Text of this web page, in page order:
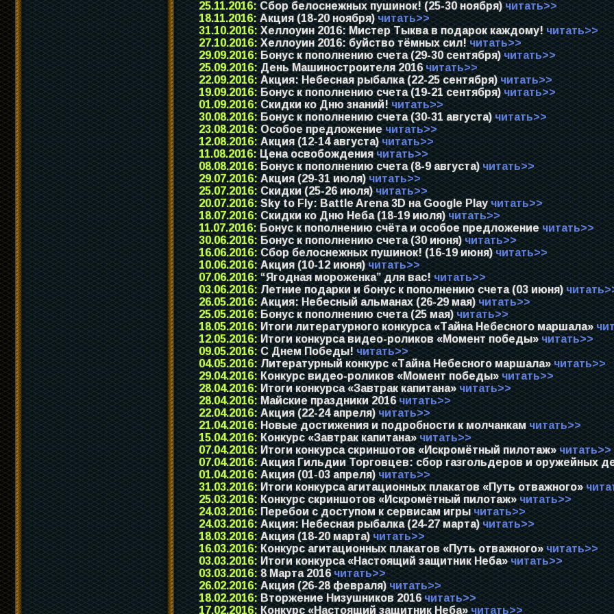
25.11.2016:Сбор белоснежных пушинок! (25-30 ноября) читать>>
18.11.2016: Акция (18-20 ноября) читать>>
31.10.2016: Хеллоуин 2016: Мистер Тыква в подарок каждому! читать>>
27.10.2016: Хеллоуин 2016: буйство тёмных сил! читать>>
29.09.2016: Бонус к пополнению счета (29-30 сентября) читать>>
25.09.2016: День Машиностроителя 2016 читать>>
22.09.2016: Акция: Небесная рыбалка (22-25 сентября) читать>>
19.09.2016: Бонус к пополнению счета (19-21 сентября) читать>>
01.09.2016: Скидки ко Дню знаний! читать>>
30.08.2016: Бонус к пополнению счета (30-31 августа) читать>>
23.08.2016: Особое предложение читать>>
12.08.2016: Акция (12-14 августа) читать>>
11.08.2016: Цена освобождения читать>>
08.08.2016: Бонус к пополнению счета (8-9 августа) читать>>
29.07.2016: Акция (29-31 июля) читать>>
25.07.2016: Скидки (25-26 июля) читать>>
20.07.2016: Sky to Fly: Battle Arena 3D на Google Play читать>>
18.07.2016: Скидки ко Дню Неба (18-19 июля) читать>>
11.07.2016: Бонус к пополнению счёта и особое предложение читать>>
30.06.2016: Бонус к пополнению счета (30 июня) читать>>
16.06.2016: Сбор белоснежных пушинок! (16-19 июня) читать>>
10.06.2016: Акция (10-12 июня) читать>>
07.06.2016: “Ягодная мороженка” для вас! читать>>
03.06.2016: Летние подарки и бонус к пополнению счета (03 июня)
26.05.2016: Акция: Небесный альманах (26-29 мая) читать>>
25.05.2016: Бонус к пополнению счета (25 мая) читать>>
18.05.2016: Итоги литературного конкурса «Тайна Небесного маршала»
12.05.2016: Итоги конкурса видео-роликов «Момент победы» читать>>
09.05.2016: С Днем Победы! читать>>
04.05.2016: Литературный конкурс «Тайна Небесного маршала» читать>>
29.04.2016: Конкурс видео-роликов «Момент победы» читать>>
28.04.2016: Итоги конкурса «Завтрак капитана» читать>>
28.04.2016: Майские праздники 2016читать>>
22.04.2016: Акция (22-24 апреля) читать>>
21.04.2016: Новые достижения и подробности к молчанкам читать>>
15.04.2016: Конкурс «Завтрак капитана»читать>>
07.04.2016: Итоги конкурса скриншотов «Искромётный пилотаж» читать>>
07.04.2016: Акция Гильдии Торговцев: сбор газгольдеров и оружейных
01.04.2016: Акция (01-03 апреля) читать>>
31.03.2016: Итоги конкурса агитационных плакатов «Путь отважного»
25.03.2016: Конкурс скриншотов «Искромётный пилотаж» читать>>
24.03.2016: Перебои с доступом к сервисам игры читать>>
24.03.2016: Акция: Небесная рыбалка (24-27 марта) читать>>
18.03.2016: Акция (18-20 марта) читать>>
16.03.2016: Конкурс агитационных плакатов «Путь отважного» читать>>
03.03.2016: Итоги конкурса «Настоящий защитник Неба» читать>>
03.03.2016: 8 Марта 2016 читать>>
26.02.2016: Акция (26-28 февраля) читать>>
18.02.2016: Вторжение Низушников 2016 читать>>
17.02.2016: Конкурс «Настоящий защитник Неба» читать>>